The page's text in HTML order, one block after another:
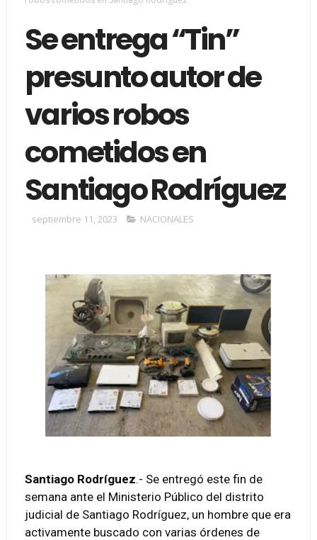
Se entrega “Tin”
presunto autor de
varios robos
cometidos en
Santiago Rodríguez
septiembre 11, 2023 NACIONALES
Santiago Rodríguez.- Se entregó este fin de
semana ante el Ministerio Público del distrito
judicial de Santiago Rodríguez, un hombre que era
activamente buscado con varias órdenes de